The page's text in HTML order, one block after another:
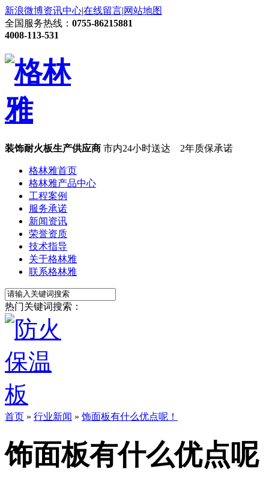
新浪微博资讯中心|在线留言|网站地图
全国服务热线： 0755-86215881
4008-113-531
装饰耐火板生产供应商 市内24小时送达 2年质保承诺
格林雅首页
格林雅产品中心
工程案例
服务承诺
新闻资讯
荣誉资质
技术指导
关于格林雅
联系格林雅
热门关键词搜索：
首页 » 行业新闻 » 饰面板有什么优点呢！
饰面板有什么优点呢